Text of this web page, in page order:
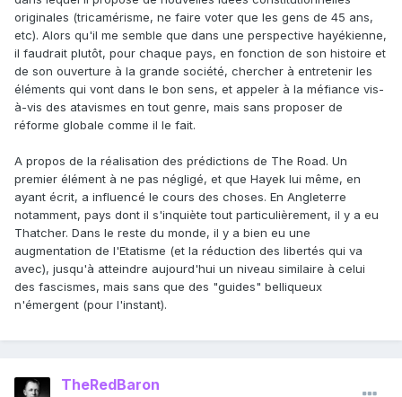
originales (tricamérisme, ne faire voter que les gens de 45 ans,
etc). Alors qu'il me semble que dans une perspective hayékienne,
il faudrait plutôt, pour chaque pays, en fonction de son histoire et
de son ouverture à la grande société, chercher à entretenir les
éléments qui vont dans le bon sens, et appeler à la méfiance vis-
à-vis des atavismes en tout genre, mais sans proposer de
réforme globale comme il le fait.
A propos de la réalisation des prédictions de The Road. Un
premier élément à ne pas négligé, et que Hayek lui même, en
ayant écrit, a influencé le cours des choses. En Angleterre
notamment, pays dont il s'inquiète tout particulièrement, il y a eu
Thatcher. Dans le reste du monde, il y a bien eu une
augmentation de l'Etatisme (et la réduction des libertés qui va
avec), jusqu'à atteindre aujourd'hui un niveau similaire à celui
des fascismes, mais sans que des "guides" belliqueux
n'émergent (pour l'instant).
TheRedBaron